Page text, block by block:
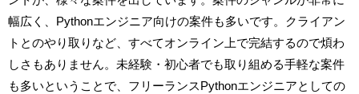
幅広く、Pythonエンジニア向けの案件も多いです。クライアン
トとのやり取りなど、すべてオンライン上で完結するので煩わ
しさもありません。未経験・初心者でも取り組める手軽な案件
も多いということで、フリーランスPythonエンジニアとしての